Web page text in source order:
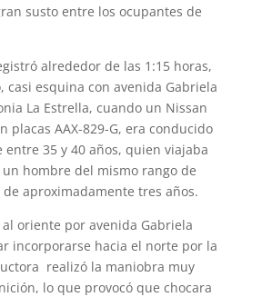
susto entre los ocupantes de
alrededor de las 1:15 horas,
casi esquina con avenida Gabriela
La Estrella, cuando un Nissan
placas AAX-829-G, era conducido
35 y 40 años, quien viajaba
hombre del mismo rango de
aproximadamente tres años.
oriente por avenida Gabriela
incorporarse hacia el norte por la
realizó la maniobra muy
lo que provocó que chocara